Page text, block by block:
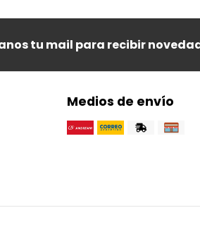
tu mail para recibir
Medios de envío